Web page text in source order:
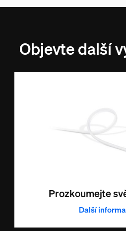
Objevte další
Prozkoumejte
Další